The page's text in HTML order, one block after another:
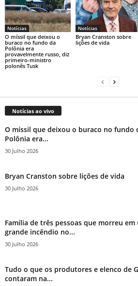
Notícias
O míssil que deixou o
buraco no fundo da
Polônia era
provavelmente russo, diz
primeiro-ministro
polonês Tusk
Notícias
Bryan Cranston sobre
lições de vida
Notícias ao vivo
O míssil que deixou o buraco no fundo
Polônia era...
30 Julho 2026
Bryan Cranston sobre lições de vida
30 Julho 2026
Família de três pessoas que morreu em
grande incêndio no...
30 Julho 2026
Tudo o que os produtores e elenco de
contaram na...